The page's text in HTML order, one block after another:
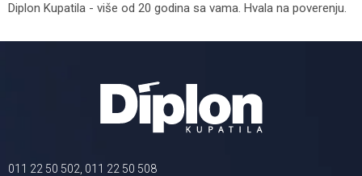
Diplon Kupatila - više od 20 godina sa vama. Hvala na poverenju.
011 22 50 502, 011 22 50 508